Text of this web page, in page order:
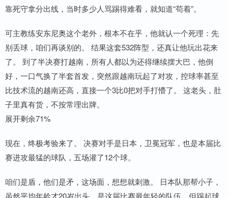
靠死守拿分出线，当时多少人骂踢得难看，就知道“苟着”。
可主教练安东尼奥这个老外，根本不在乎，他就认一个死理：先
别丢球，咱们再谈别的。 结果这套532阵型，还真让他玩出花来
了。 到了半决赛打越南，所有人都以为还得继续摆大巴，他倒
好，一口气换了半套首发，突然跟越南玩起了对攻，控球率甚至
比技术流的越南还高，直接一个3比0把对手打懵了。 这老头，肚
子里真有货，不按常理出牌。
展开剩余71%
现在，终极考验来了。 决赛对手是日本，卫冕冠军，也是本届比
赛进攻最猛的球队，五场灌了12个球。
咱们是盾，他们是矛，这场面，想想就刺激。 日本队那帮小子，
虽然平均年龄才20岁出头，是这届比赛最年轻的队伍，但踢起球